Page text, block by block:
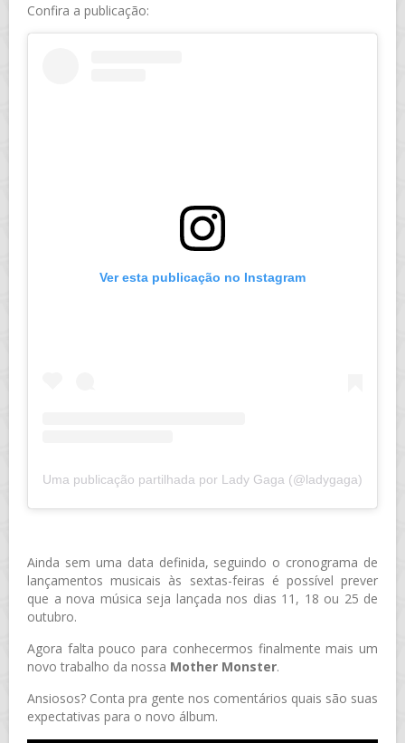
Confira a publicação:
Ver esta publicação no Instagram
Uma publicação partilhada por Lady Gaga (@ladygaga)
Ainda sem uma data definida, seguindo o cronograma de
lançamentos musicais às sextas-feiras é possível prever
que a nova música seja lançada nos dias 11, 18 ou 25 de
outubro.
Agora falta pouco para conhecermos finalmente mais um
novo trabalho da nossa Mother Monster.
Ansiosos? Conta pra gente nos comentários quais são suas
expectativas para o novo álbum.